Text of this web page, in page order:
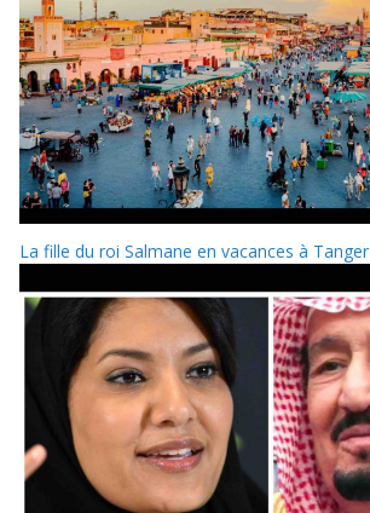
La fille du roi Salmane en vacances à Tanger